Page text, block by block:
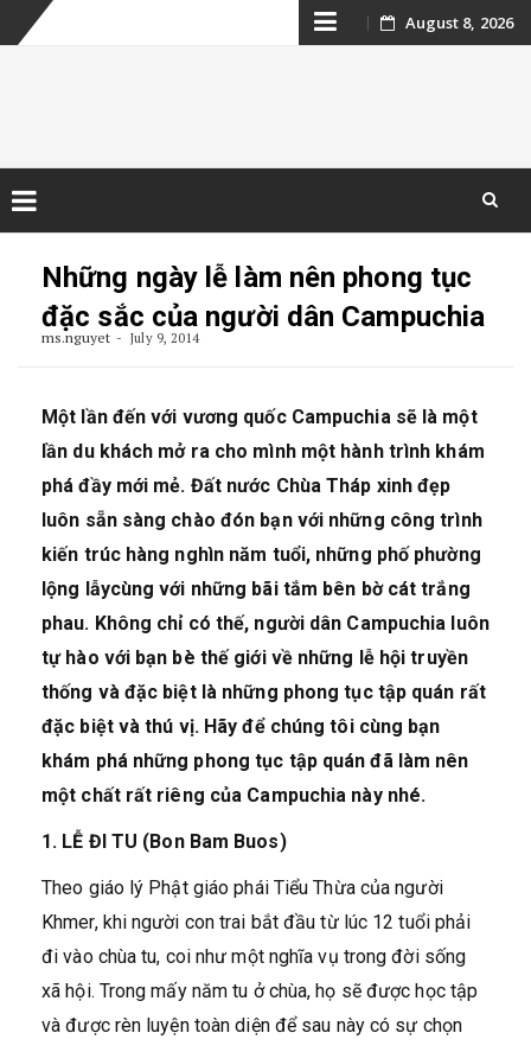
Skip August 8, 2026
lịch Campuchia
Những ngày lễ làm nên phong tục
đặc sắc của người dân Campuchia
ms.nguyet July 9, 2014
Một lần đến với vương quốc Campuchia sẽ là một
lần du khách mở ra cho mình một hành trình khám
phá đầy mới mẻ. Đất nước Chùa Tháp xinh đẹp
luôn sẵn sàng chào đón bạn với những công trình
kiến trúc hàng nghìn năm tuổi, những phố phường
lộng lẫycùng với những bãi tắm bên bờ cát trắng
phau. Không chỉ có thế, người dân Campuchia luôn
tự hào với bạn bè thế giới về những lễ hội truyền
thống và đặc biệt là những phong tục tập quán rất
đặc biệt và thú vị. Hãy để chúng tôi cùng bạn
khám phá những phong tục tập quán đã làm nên
một chất rất riêng của Campuchia này nhé.
1. LỄ ĐI TU (Bon Bam Buos)
Theo giáo lý Phật giáo phái Tiểu Thừa của người
Khmer, khi người con trai bắt đầu từ lúc 12 tuổi phải
đi vào chùa tu, coi như một nghĩa vụ trong đời sống
xã hội. Trong mấy năm tu ở chùa, họ sẽ được học tập
và được rèn luyện toàn diện để sau này có sự chọn